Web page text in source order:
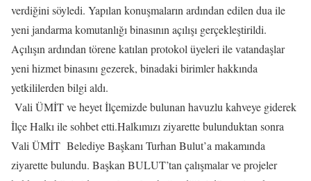
verdiğini söyledi. Yapılan konuşmaların ardından edilen dua ile
yeni jandarma komutanlığı binasının açılışı gerçekleştirildi.
Açılışın ardından törene katılan protokol üyeleri ile vatandaşlar
yeni hizmet binasını gezerek, binadaki birimler hakkında
yetkililerden bilgi aldı.
Vali ÜMİT ve heyet İlçemizde bulunan havuzlu kahveye giderek
İlçe Halkı ile sohbet etti.Halkımızı ziyarette bulunduktan sonra
Vali ÜMİT Belediye Başkanı Turhan Bulut’a makamında
ziyarette bulundu. Başkan BULUT’tan çalışmalar ve projeler